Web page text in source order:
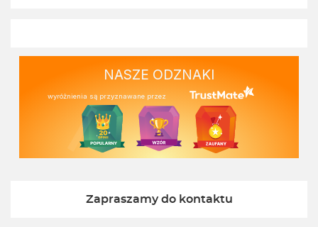
NASZE ODZNAKI
wyróżnienia są przyznawane przez
Zapraszamy do kontaktu